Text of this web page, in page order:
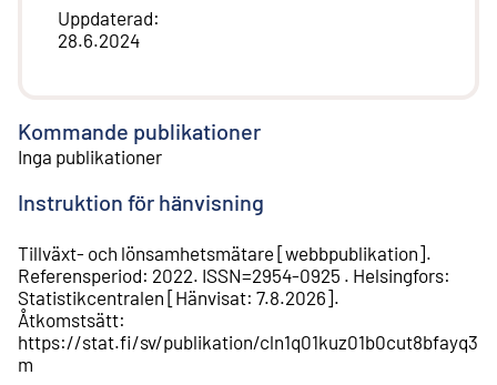
Uppdaterad:
28.6.2024
Kommande publikationer
Inga publikationer
Instruktion för hänvisning
Tillväxt- och lönsamhetsmätare[webbpublikation].
Referensperiod: 2022. ISSN=2954-0925 . Helsingfors:
Statistikcentralen [Hänvisat: 7.8.2026].
Åtkomstsätt:
https://stat.fi/sv/publikation/cln1q01kuz01b0cut8bfayq3
m